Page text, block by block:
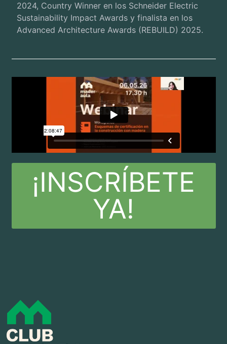
2024, Country Winner en los Schneider Electric
Sustainability Impact Awards y finalista en los
Advanced Architecture Awards (REBUILD) 2025.
¡INSCRÍBETE
YA!